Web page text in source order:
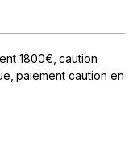
1800€ caution
paiement caution en